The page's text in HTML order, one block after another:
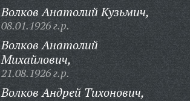
Волков Анатолий Кузьмич,
08.01.1926 г.р.
Волков Анатолий
Михайлович,
21.08.1926 г.р.
Волков Андрей Тихонович,